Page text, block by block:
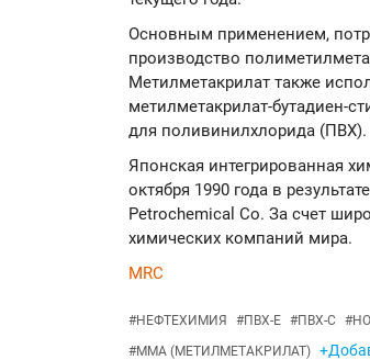
Основным применением,
производство
Метилметакрилат также
метилметакрилат-бутадиен-
для поливинилхлорида (ПВХ).
Японская интегрированная
октября 1990 года в
Petrochemical Co. За счет
химических компаний мира.
MRC
#НЕФТЕХИМИЯ #ПВХ-Е #ПВХ-С #
#ММА (МЕТИЛМЕТАКРИЛАТ)